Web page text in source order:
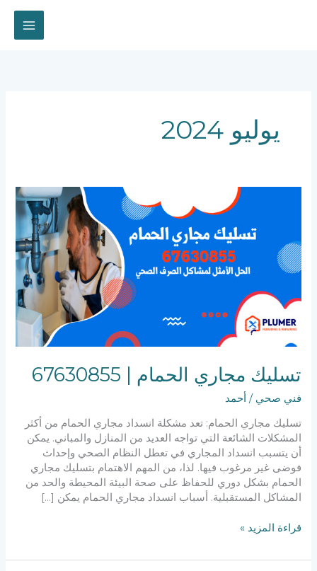
يوليو 2024
تسليك مجاري الحمام | 67630855
فني صحي / أحمد
تسليك مجاري الحمام: تعد مشكلة انسداد مجاري الحمام من أكثر
المشكلات الشائعة التي تواجه العديد من المنازل والمباني. يمكن
أن يتسبب انسداد المجاري في تعطل النظام الصحي وإحداث
فوضى غير مرغوب فيها. لذا، من المهم الاهتمام بتسليك مجاري
الحمام بشكل دوري للحفاظ على صحة البيئة المحيطة والحد من
المشاكل المستقبلية. أسباب انسداد مجاري الحمام يمكن […]
67630855
قراءة المزيد »